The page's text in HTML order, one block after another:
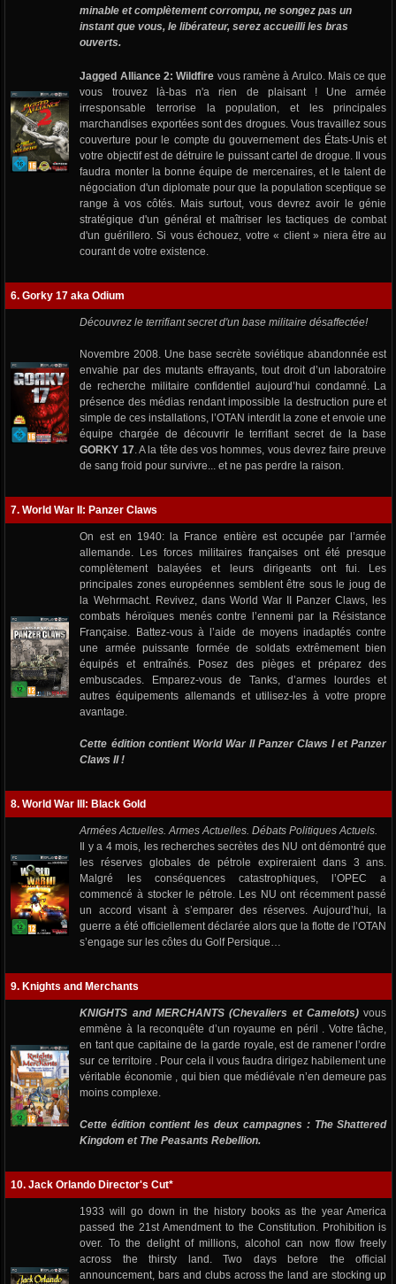
minable et complètement corrompu, ne songez pas un
instant que vous, le libérateur, serez accueilli les bras
ouverts.
Jagged Alliance 2: Wildfire vous ramène à Arulco. Mais ce que
vous trouvez là-bas n'a rien de plaisant ! Une armée
irresponsable terrorise la population, et les principales
marchandises exportées sont des drogues. Vous travaillez sous
couverture pour le compte du gouvernement des États-Unis et
votre objectif est de détruire le puissant cartel de drogue. Il vous
faudra monter la bonne équipe de mercenaires, et le talent de
négociation d'un diplomate pour que la population sceptique se
range à vos côtés. Mais surtout, vous devrez avoir le génie
stratégique d'un général et maîtriser les tactiques de combat
d'un guérillero. Si vous échouez, votre « client » niera être au
courant de votre existence.
6. Gorky 17 aka Odium
Découvrez le terrifiant secret d'un base militaire désaffectée!
Novembre 2008. Une base secrète soviétique abandonnée est
envahie par des mutants effrayants, tout droit d’un laboratoire
de recherche militaire confidentiel aujourd’hui condamné. La
présence des médias rendant impossible la destruction pure et
simple de ces installations, l’OTAN interdit la zone et envoie une
équipe chargée de découvrir le terrifiant secret de la base
GORKY 17. A la tête des vos hommes, vous devrez faire preuve
de sang froid pour survivre... et ne pas perdre la raison.
7. World War II: Panzer Claws
On est en 1940: la France entière est occupée par l’armée
allemande. Les forces militaires françaises ont été presque
complètement balayées et leurs dirigeants ont fui. Les
principales zones européennes semblent être sous le joug de
la Wehrmacht. Revivez, dans World War II Panzer Claws, les
combats héroïques menés contre l’ennemi par la Résistance
Française. Battez-vous à l’aide de moyens inadaptés contre
une armée puissante formée de soldats extrêmement bien
équipés et entraînés. Posez des pièges et préparez des
embuscades. Emparez-vous de Tanks, d’armes lourdes et
autres équipements allemands et utilisez-les à votre propre
avantage.
Cette édition contient World War II Panzer Claws I et Panzer
Claws II !
8. World War III: Black Gold
Armées Actuelles. Armes Actuelles. Débats Politiques Actuels.
Il y a 4 mois, les recherches secrètes des NU ont démontré que
les réserves globales de pétrole expireraient dans 3 ans.
Malgré les conséquences catastrophiques, l’OPEC a
commencé à stocker le pétrole. Les NU ont récemment passé
un accord visant à s’emparer des réserves. Aujourd’hui, la
guerre a été officiellement déclarée alors que la flotte de l’OTAN
s’engage sur les côtes du Golf Persique…
9. Knights and Merchants
KNIGHTS and MERCHANTS (Chevaliers et Camelots) vous
emmène à la reconquête d’un royaume en péril . Votre tâche,
en tant que capitaine de la garde royale, est de ramener l’ordre
sur ce territoire . Pour cela il vous faudra dirigez habilement une
véritable économie , qui bien que médiévale n’en demeure pas
moins complexe.
Cette édition contient les deux campagnes : The Shattered
Kingdom et The Peasants Rebellion.
10. Jack Orlando Director's Cut*
1933 will go down in the history books as the year America
passed the 21st Amendment to the Constitution. Prohibition is
over. To the delight of millions, alcohol can now flow freely
across the thirsty land. Two days before the official
announcement, bars and clubs across the land are stocking up